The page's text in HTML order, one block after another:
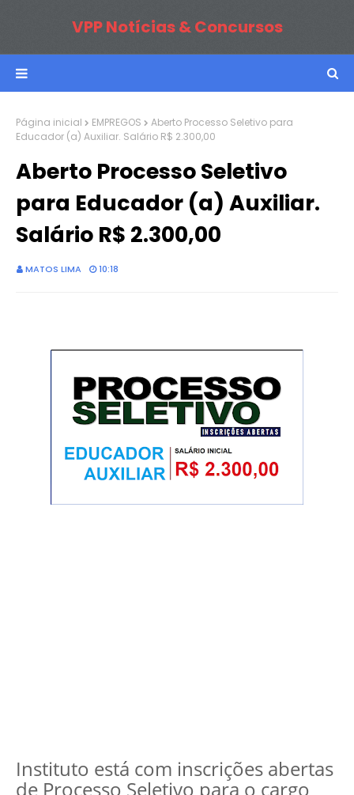
VPP Notícias & Concursos
Página inicial EMPREGOS
Aberto Processo Seletivo para
Educador (a) Auxiliar. Salário R$ 2.300,00
Aberto Processo Seletivo
para Educador (a) Auxiliar.
Salário R$ 2.300,00
MATOS LIMA 10:18
Instituto está com inscrições abertas
de Processo Seletivo para o cargo